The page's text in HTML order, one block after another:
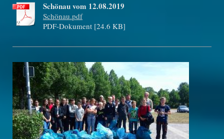
Schönau vom 12.08.2019
Schönau.pdf
PDF-Dokument [24.6 KB]